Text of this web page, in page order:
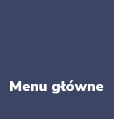
Menu główne